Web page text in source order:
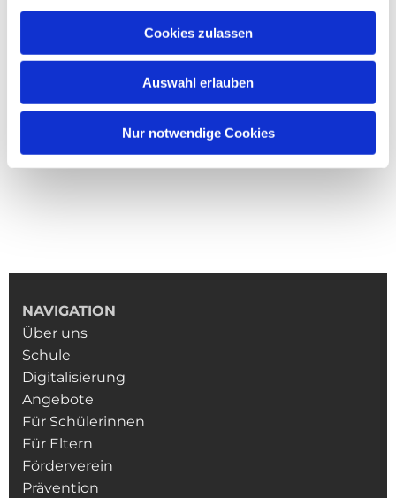
Cookies zulassen
Auswahl erlauben
Nur notwendige Cookies
NAVIGATION
Über uns
Schule
Digitalisierung
Angebote
Für Schülerinnen
Für Eltern
Förderverein
Prävention